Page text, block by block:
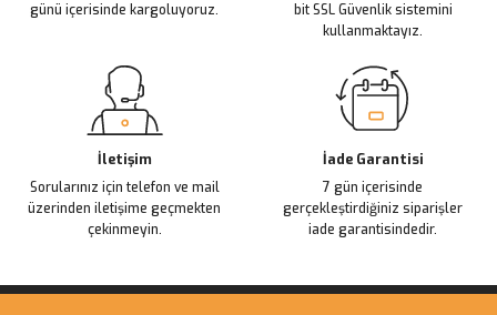
günü içerisinde kargoluyoruz.
bit SSL Güvenlik sistemini
kullanmaktayız.
İletişim
Sorularınız için telefon ve mail
üzerinden iletişime geçmekten
çekinmeyin.
İade Garantisi
7 gün içerisinde
gerçekleştirdiğiniz siparişler
iade garantisindedir.